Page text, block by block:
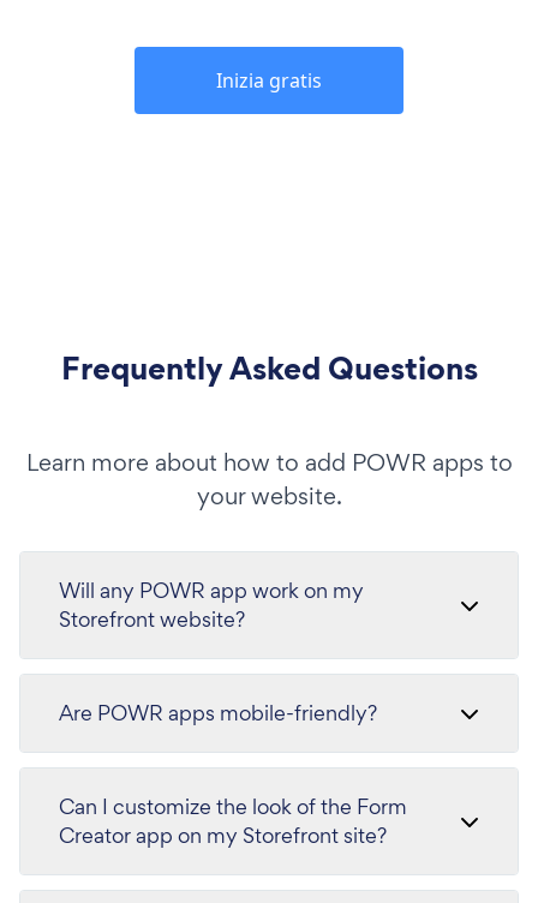
Inizia gratis
Frequently Asked Questions
Learn more about how to add POWR apps to
your website.
Will any POWR app work on my
Storefront website?
Are POWR apps mobile-friendly?
Can I customize the look of the Form
Creator app on my Storefront site?